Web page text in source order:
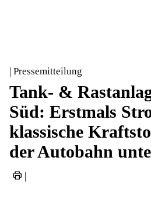
| Pressemitteilung
Tank- &
Süd: Erstmals
klassische
der Autobahn
|